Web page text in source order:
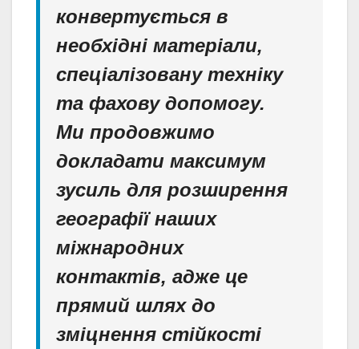
конвертується в
необхідні матеріали,
спеціалізовану техніку
та фахову допомогу.
Ми продовжимо
докладати максимум
зусиль для розширення
географії наших
міжнародних
контактів, адже це
прямий шлях до
зміцнення стійкості